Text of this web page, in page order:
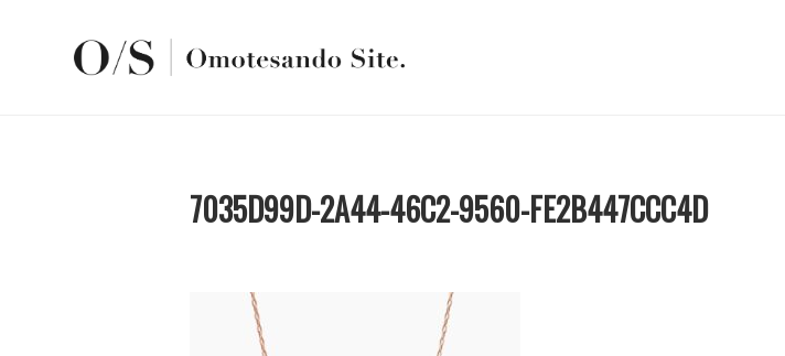
7035D99D-2A44-46C2-9560-FE2B447CCC4D